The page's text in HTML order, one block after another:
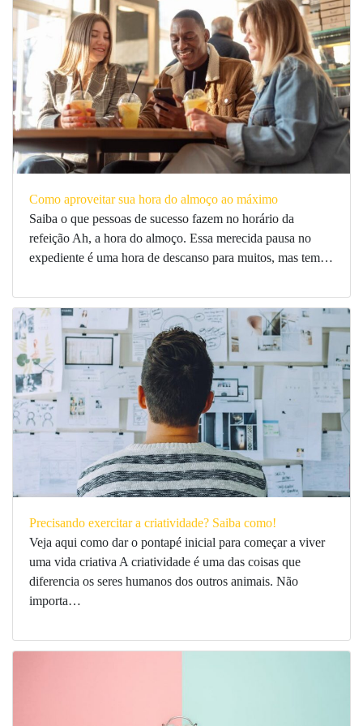
Como aproveitar sua hora do almoço ao máximo
Saiba o que pessoas de sucesso fazem no horário da
refeição Ah, a hora do almoço. Essa merecida pausa no
expediente é uma hora de descanso para muitos, mas tem…
Precisando exercitar a criatividade? Saiba como!
Veja aqui como dar o pontapé inicial para começar a viver
uma vida criativa A criatividade é uma das coisas que
diferencia os seres humanos dos outros animais. Não
importa…